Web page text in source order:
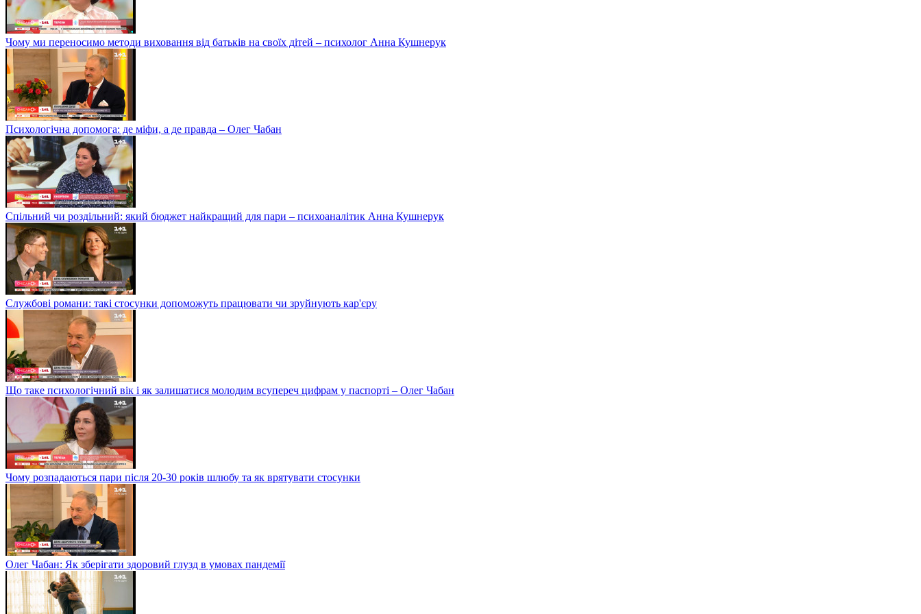
Чому ми переносимо методи виховання від батьків на своїх дітей – психолог Анна Кушнерук
Психологічна допомога: де міфи, а де правда – Олег Чабан
Спільний чи роздільний: який бюджет найкращий для пари – психоаналітик Анна Кушнерук
Службові романи: такі стосунки допоможуть працювати чи зруйнують кар'єру
Що таке психологічний вік і як залишатися молодим всупереч цифрам у паспорті – Олег Чабан
Чому розпадаються пари після 20-30 років шлюбу та як врятувати стосунки
Олег Чабан: Як зберігати здоровий глузд в умовах пандемії